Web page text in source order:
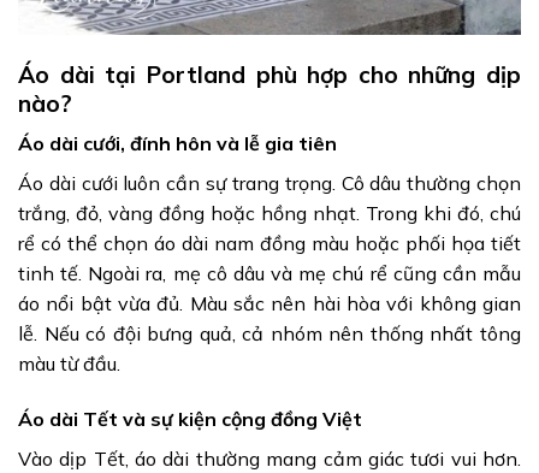
Áo dài tại Portland phù hợp cho những dịp
nào?
Áo dài cưới, đính hôn và lễ gia tiên
Áo dài cưới luôn cần sự trang trọng. Cô dâu thường chọn
trắng, đỏ, vàng đồng hoặc hồng nhạt. Trong khi đó, chú
rể có thể chọn áo dài nam đồng màu hoặc phối họa tiết
tinh tế. Ngoài ra, mẹ cô dâu và mẹ chú rể cũng cần mẫu
áo nổi bật vừa đủ. Màu sắc nên hài hòa với không gian
lễ. Nếu có đội bưng quả, cả nhóm nên thống nhất tông
màu từ đầu.
Áo dài Tết và sự kiện cộng đồng Việt
Vào dịp Tết, áo dài thường mang cảm giác tươi vui hơn.